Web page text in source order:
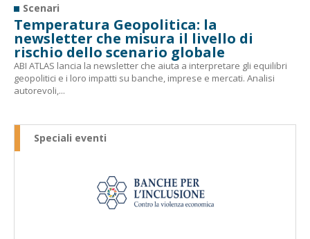
Scenari
Temperatura Geopolitica: la
newsletter che misura il livello di
rischio dello scenario globale
ABI ATLAS lancia la newsletter che aiuta a interpretare gli equilibri
geopolitici e i loro impatti su banche, imprese e mercati. Analisi
autorevoli,...
Speciali eventi